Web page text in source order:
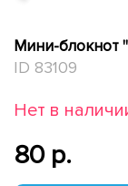
Мини-блокнот
ID 83109
Нет в
80 p.